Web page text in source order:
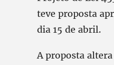
teve proposta
dia 15 de abril.
A proposta